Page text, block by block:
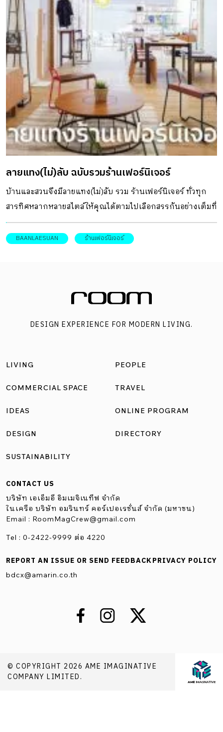
ลายแทง(ไม่)ลับ ฉบับรวมร้านเฟอร์นิเจอร์
บ้านและสวนจึงมีลายแทง(ไม่)ลับ รวม ร้านเฟอร์นิเจอร์ ทั่วทุก
สารทิศหลากหลายสไตล์ให้คุณได้ตามไปเลือกสรรกันอย่างเต็มที่
แล้วจะทำให้คุณต้องตัดสินใจกันไม่ถูกเลย
BAANLAESUAN ร้านเฟอร์นิเจอร์
DESIGN EXPERIENCE FOR MODERN LIVING.
LIVING
COMMERCIAL SPACE
IDEAS
DESIGN
SUSTAINABILITY
PEOPLE
TRAVEL
ONLINE PROGRAM
DIRECTORY
CONTACT US
บริษัท เอเอ็มอี อิมเมจิเนทีฟ จำกัด
ในเครือ บริษัท อมรินทร์ คอร์เปอเรชั่นส์ จำกัด (มหาชน)
Email : RoomMagCrew@gmail.com
Tel : 0-2422-9999 ต่อ 4220
REPORT AN ISSUE OR SEND FEEDBACK
bdcx@amarin.co.th
PRIVACY POLICY
© COPYRIGHT 2026 AME IMAGINATIVE
COMPANY LIMITED.